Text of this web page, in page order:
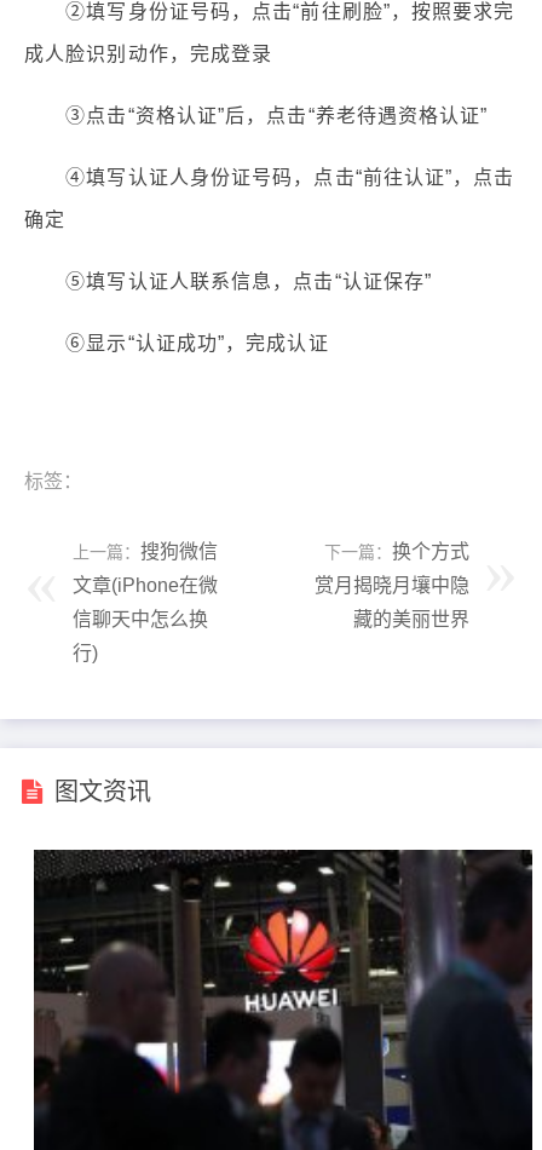
②填写身份证号码，点击“前往刷脸”，按照要求完
成人脸识别动作，完成登录
③点击“资格认证”后，点击“养老待遇资格认证”
④填写认证人身份证号码，点击“前往认证”，点击
确定
⑤填写认证人联系信息，点击“认证保存”
⑥显示“认证成功”，完成认证
标签：
上一篇： 搜狗微信
文章(iPhone在微
信聊天中怎么换
行)
下一篇： 换个方式
赏月揭晓月壤中隐
藏的美丽世界
图文资讯